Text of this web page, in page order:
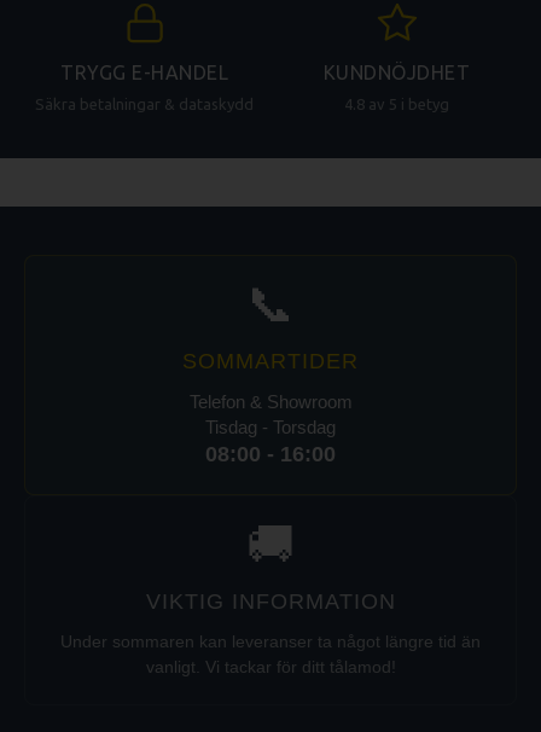
TRYGG E-HANDEL
Säkra betalningar & dataskydd
KUNDNÖJDHET
4.8 av 5 i betyg
📞
SOMMARTIDER
Telefon & Showroom
Tisdag - Torsdag
08:00 - 16:00
🚚
VIKTIG INFORMATION
Under sommaren kan leveranser ta något längre tid än
vanligt. Vi tackar för ditt tålamod!